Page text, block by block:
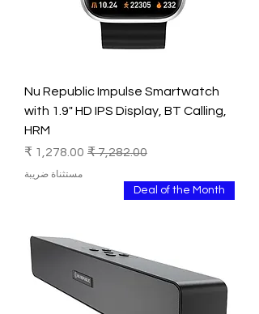
Nu Republic Impulse Smartwatch
with 1.9" HD IPS Display, BT Calling,
HRM
سعر عادي
سعر البيع
مستثناة ضريبة
Deal of the Month